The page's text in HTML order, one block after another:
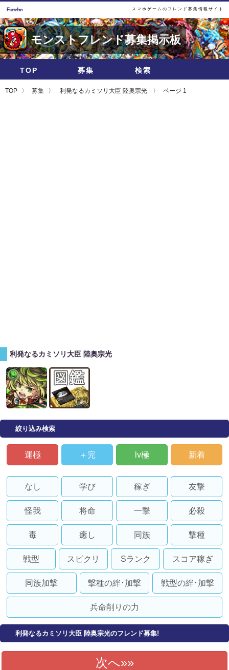
スマホゲームのフレンド募集情報サイト
モンストフレンド募集掲示板
TOP 募集 検索
TOP 募集 利発なるカミソリ大臣 陸奥宗光 ページ 1
利発なるカミソリ大臣 陸奥宗光
絞り込み検索
運極 ＋完 lv極 新着
なし 学び 稼ぎ 友撃
怪我 将命 一撃 必殺
毒 癒し 同族 撃種
戦型 スピクリ Sランク スコア稼ぎ
同族加撃 撃種の絆･加撃 戦型の絆･加撃
兵命削りの力
利発なるカミソリ大臣 陸奥宗光のフレンド募集!
次へ»